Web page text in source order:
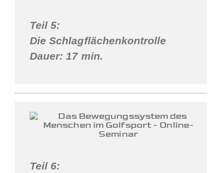
Teil 5:
Die Schlagflächenkontrolle
Dauer: 17 min.
Teil 6: